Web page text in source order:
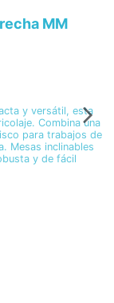
MM
y versátil, esta
Combina una
para trabajos de
Mesas inclinables
y de fácil